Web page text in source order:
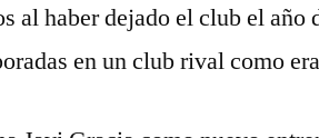
al haber dejado el club el año
en un club rival como